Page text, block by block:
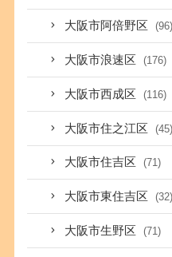
大阪市阿倍野区 (96)
大阪市浪速区 (176)
大阪市西成区 (116)
大阪市住之江区 (45)
大阪市住吉区 (71)
大阪市東住吉区 (32)
大阪市生野区 (71)